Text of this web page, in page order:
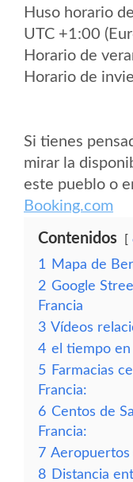
Huso horario
UTC +1:00
Horario de
Horario de
Si tienes
mirar la
este pueblo o
Booking.com
Contenidos
1
Mapa de
2 Google
Francia
3 Vídeos
4 el tiempo
5 Farmacias
Francia:
6 Centos de
Francia:
7
8 Distancia